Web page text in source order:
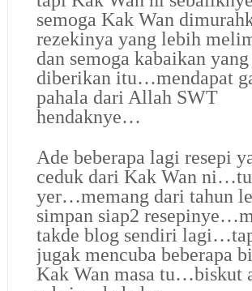
semoga Kak Wan
rezekinya yang lebih
dan semoga kabaikan yang
diberikan itu…mendapat
pahala dari Allah SWT
hendaknye…
Ade beberapa lagi resepi
ceduk dari Kak Wan
yer…memang dari tahun
simpan siap2
takde blog sendiri
jugak mencuba beberapa
Kak Wan masa tu…biskut